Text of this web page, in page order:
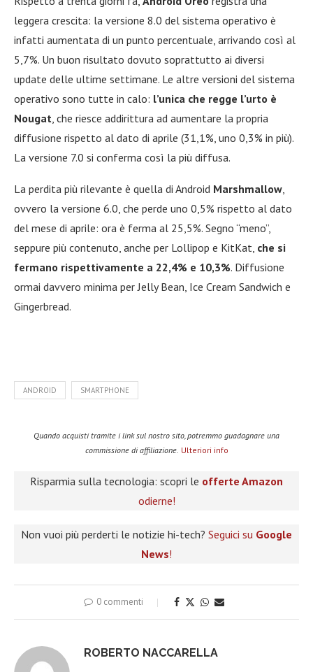
leggera crescita: la versione 8.0 del sistema operativo è
infatti aumentata di un punto percentuale, arrivando così al
5,7%. Un buon risultato dovuto soprattutto ai diversi
update delle ultime settimane. Le altre versioni del sistema
operativo sono tutte in calo: l’unica che regge l’urto è
Nougat, che riesce addirittura ad aumentare la propria
diffusione rispetto al dato di aprile (31,1%, uno 0,3% in più).
La versione 7.0 si conferma così la più diffusa.
La perdita più rilevante è quella di Android Marshmallow,
ovvero la versione 6.0, che perde uno 0,5% rispetto al dato
del mese di aprile: ora è ferma al 25,5%. Segno “meno”,
seppure più contenuto, anche per Lollipop e KitKat, che si
fermano rispettivamente a 22,4% e 10,3%. Diffusione
ormai davvero minima per Jelly Bean, Ice Cream Sandwich e
Gingerbread.
ANDROID SMARTPHONE
Quando acquisti tramite i link sul nostro sito, potremmo guadagnare una
commissione di affiliazione. Ulteriori info
Risparmia sulla tecnologia: scopri le offerte Amazon
odierne!
Non vuoi più perderti le notizie hi-tech? Seguici su Google
News!
0 commenti
ROBERTO NACCARELLA